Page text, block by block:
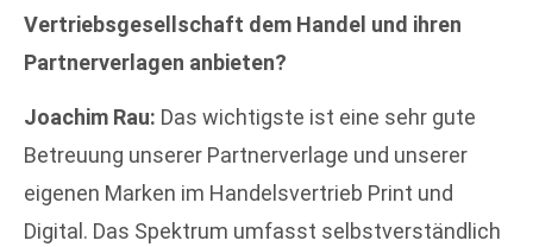
Vertriebsgesellschaft dem Handel und ihren
Partnerverlagen anbieten?
Joachim Rau: Das wichtigste ist eine sehr gute
Betreuung unserer Partnerverlage und unserer
eigenen Marken im Handelsvertrieb Print und
Digital. Das Spektrum umfasst selbstverständlich